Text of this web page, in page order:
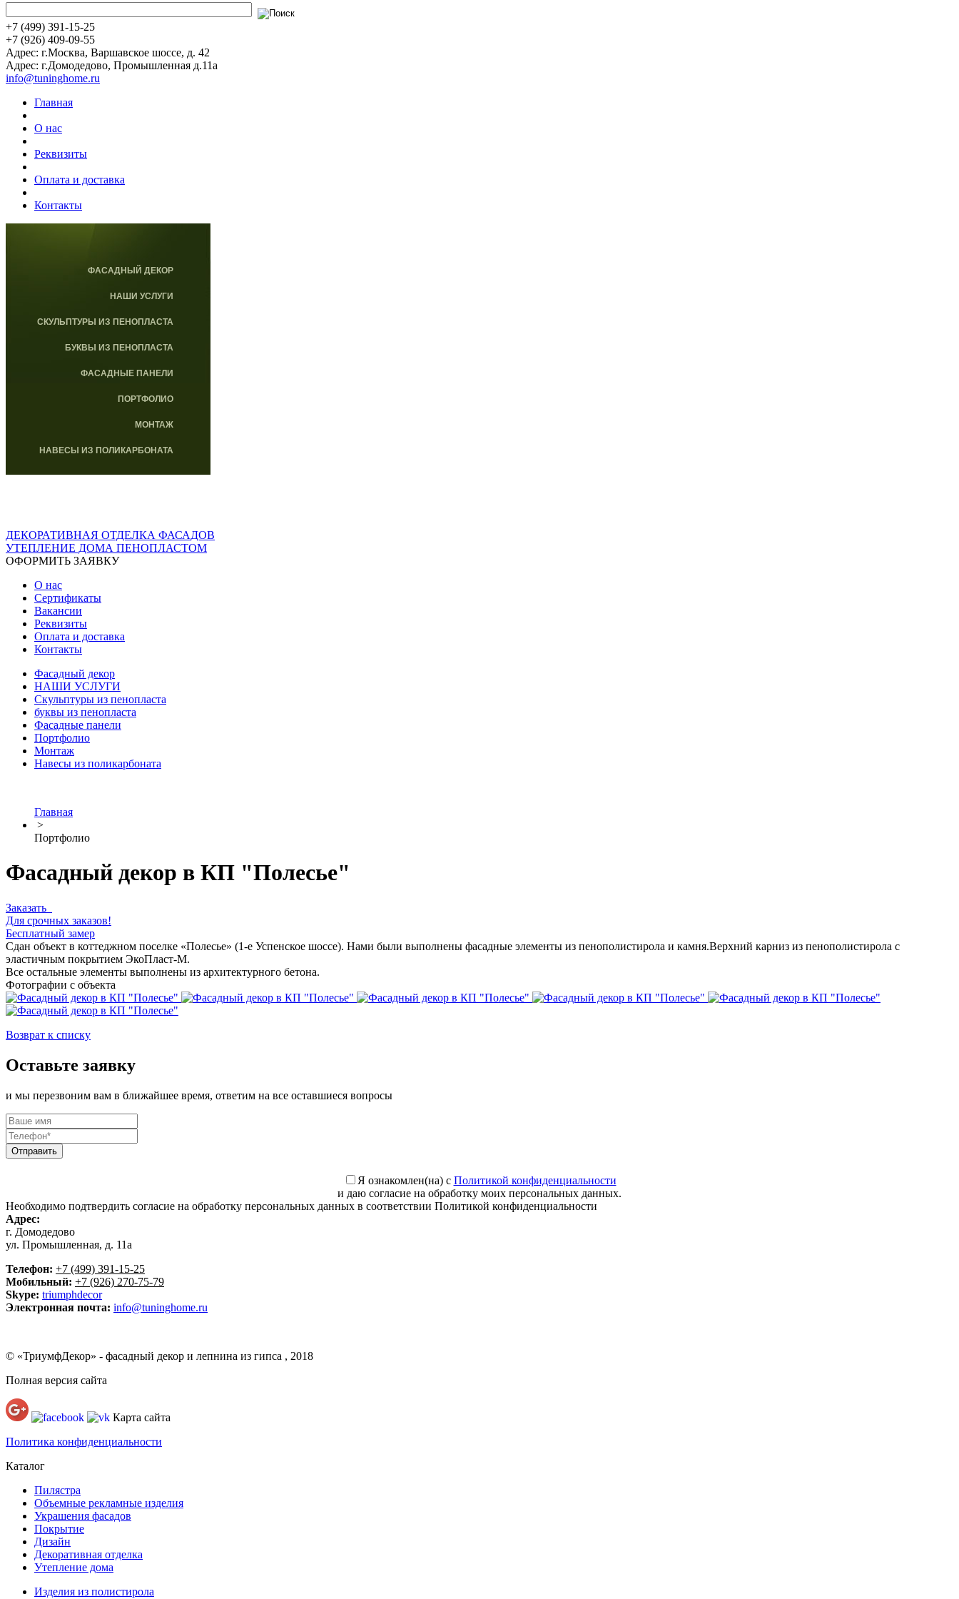
+7 (499) 391-15-25
+7 (926) 409-09-55
Адрес: г.Москва, Варшавское шоссе, д. 42
Адрес: г.Домодедово, Промышленная д.11а
info@tuninghome.ru
Главная
О нас
Реквизиты
Оплата и доставка
Контакты
ФАСАДНЫЙ ДЕКОР
НАШИ УСЛУГИ
СКУЛЬПТУРЫ ИЗ ПЕНОПЛАСТА
БУКВЫ ИЗ ПЕНОПЛАСТА
ФАСАДНЫЕ ПАНЕЛИ
ПОРТФОЛИО
МОНТАЖ
НАВЕСЫ ИЗ ПОЛИКАРБОНАТА
ДЕКОРАТИВНАЯ ОТДЕЛКА ФАСАДОВ
УТЕПЛЕНИЕ ДОМА ПЕНОПЛАСТОМ
ОФОРМИТЬ ЗАЯВКУ
О нас
Сертификаты
Вакансии
Реквизиты
Оплата и доставка
Контакты
Фасадный декор
НАШИ УСЛУГИ
Скульптуры из пенопласта
буквы из пенопласта
Фасадные панели
Портфолио
Монтаж
Навесы из поликарбоната
Главная
>
Портфолио
Фасадный декор в КП "Полесье"
Заказать
Для срочных заказов!
Бесплатный замер
Сдан объект в коттеджном поселке «Полесье» (1-е Успенское шоссе). Нами были выполнены фасадные элементы из пенополистирола и камня.Верхний карниз из пенополистирола с
эластичным покрытием ЭкоПласт-М.
Все остальные элементы выполнены из архитектурного бетона.
Фотографии с объекта
Возврат к списку
Оставьте заявку
и мы перезвоним вам в ближайшее время, ответим на все оставшиеся вопросы
Я ознакомлен(на) с Политикой конфиденциальности
и даю согласие на обработку моих персональных данных.
Необходимо подтвердить согласие на обработку персональных данных в соответствии Политикой конфиденциальности
Адрес:
г. Домодедово
ул. Промышленная, д. 11а
Телефон: +7 (499) 391-15-25
Мобильный: +7 (926) 270-75-79
Skype: triumphdecor
Электронная почта: info@tuninghome.ru
© «ТриумфДекор» - фасадный декор и лепнина из гипса , 2018
Полная версия сайта
Карта сайта
Политика конфиденциальности
Каталог
Пилястра
Объемные рекламные изделия
Украшения фасадов
Покрытие
Дизайн
Декоративная отделка
Утепление дома
Изделия из полистирола